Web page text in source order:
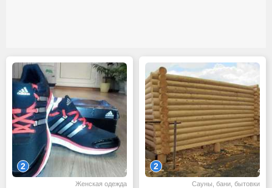
2
Женская одежда
2
Сауны, бани, бытовки